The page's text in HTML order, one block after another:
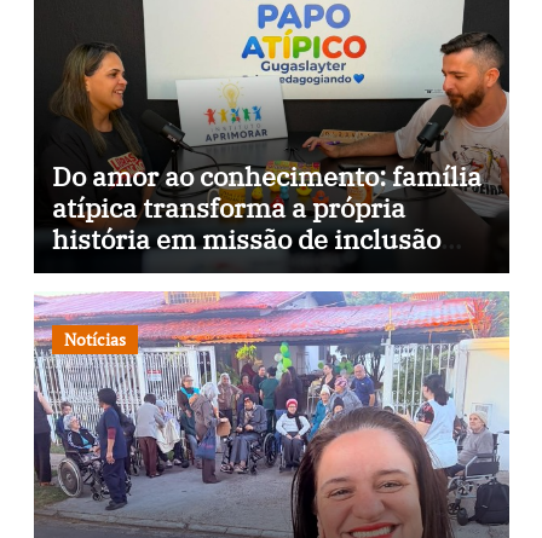
Do amor ao conhecimento: família
atípica transforma a própria
história em missão de inclusão
através da psicopedagogia, podcast
e arte nas ruas
Notícias